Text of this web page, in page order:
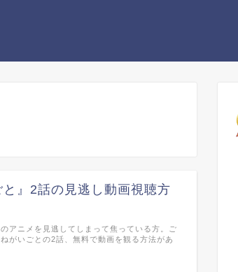
』2話の見逃し動画視聴方
アニメを見逃してしまって焦っている方。ご
がいごとの2話、無料で動画を観る方法があ